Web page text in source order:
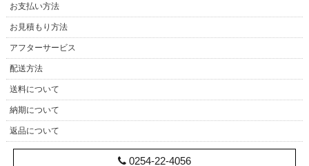
お支払い方法
お見積もり方法
アフターサービス
配送方法
送料について
納期について
返品について
0254-22-4056